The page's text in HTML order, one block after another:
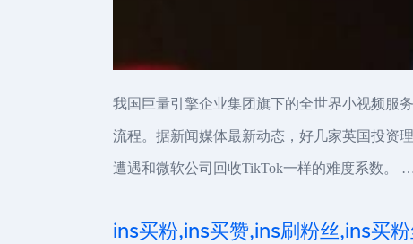
我国巨量引擎企业集团旗下的全世界小视频服
流程。据新闻媒体最新动态，好几家英国投资
遭遇和微软公司回收TikTok一样的难度系数。 …
ins买粉,ins买赞,ins刷粉丝,ins买